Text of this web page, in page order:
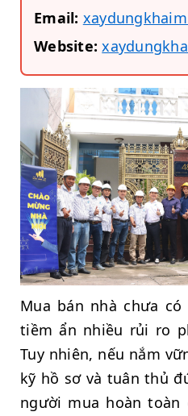
Email:
Website:
Mua bán nhà chưa
tiềm ẩn nhiều rủi ro
Tuy nhiên, nếu nắm
kỹ hồ sơ và tuân thủ
người mua hoàn